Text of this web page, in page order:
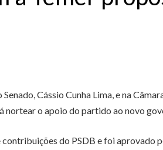
Cássio Cunha Lima, e na
o apoio do partido ao novo
do PSDB e foi